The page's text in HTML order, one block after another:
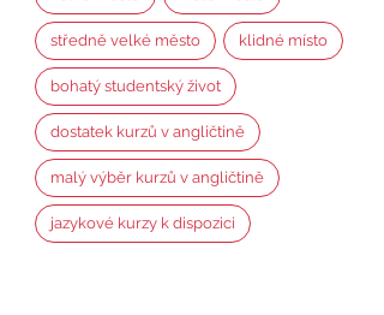
středně velké město klidné místo
bohatý studentský život
dostatek kurzů v angličtině
malý výběr kurzů v angličtině
jazykové kurzy k dispozici